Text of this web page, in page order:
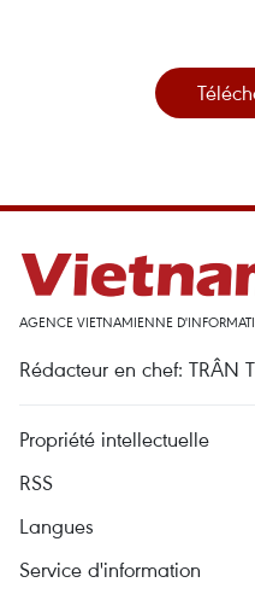
AGENCE VIETNAMIENNE
Rédacteur en chef: TRÂN
Propriété intellectuelle
RSS
Langues
Service d'information